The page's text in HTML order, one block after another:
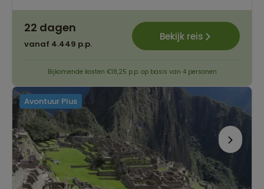
22 dagen
vanaf 4.449 p.p.
Bekijk reis
Bijkomende kosten €18,25 p.p. op basis van 4 personen
Avontuur Plus